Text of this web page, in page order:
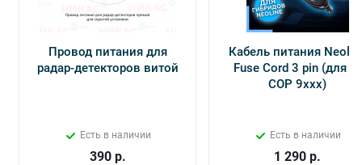
Провод питания для
радар-детекторов витой
Есть в наличии
390р.
Кабель питания
Fuse Cord 3 pin (для Х-
СОР 9ххх)
Есть в наличии
1 290 р.